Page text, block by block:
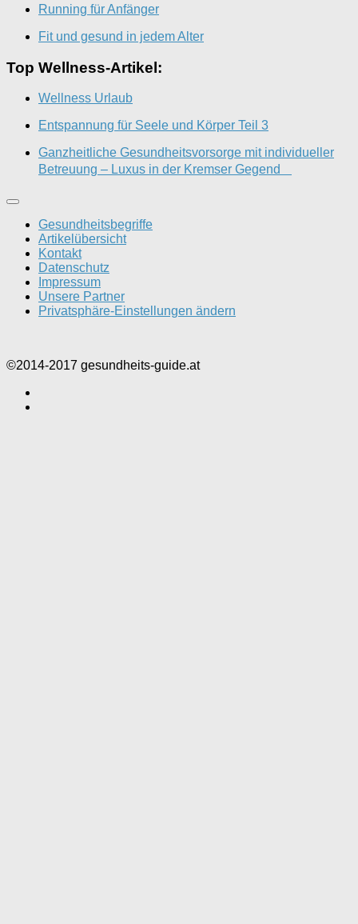
Running für Anfänger
Fit und gesund in jedem Alter
Top Wellness-Artikel:
Wellness Urlaub
Entspannung für Seele und Körper Teil 3
Ganzheitliche Gesundheitsvorsorge mit individueller
Betreuung – Luxus in der Kremser Gegend
Gesundheitsbegriffe
Artikelübersicht
Kontakt
Datenschutz
Impressum
Unsere Partner
Privatsphäre-Einstellungen ändern
©2014-2017 gesundheits-guide.at